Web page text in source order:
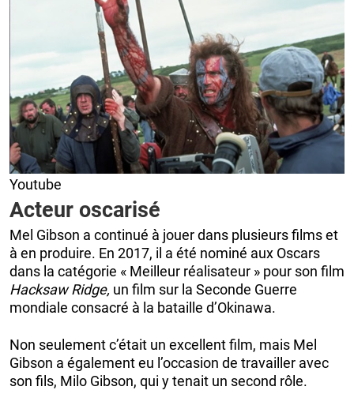
Youtube
Acteur oscarisé
Mel Gibson a continué à jouer dans plusieurs films et
à en produire. En 2017, il a été nominé aux Oscars
dans la catégorie « Meilleur réalisateur » pour son film
Hacksaw Ridge, un film sur la Seconde Guerre
mondiale consacré à la bataille d’Okinawa.
Non seulement c’était un excellent film, mais Mel
Gibson a également eu l’occasion de travailler avec
son fils, Milo Gibson, qui y tenait un second rôle.